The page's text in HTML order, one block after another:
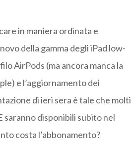
in maniera ordinata e
della gamma degli iPad low-
AirPods (ma ancora manca la
e l’aggiornamento dei
di ieri sera è tale che molti
saranno disponibili subito nel
costa l’abbonamento?